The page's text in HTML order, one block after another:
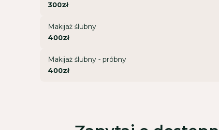
300zł
Makijaż ślubny
400zł
Makijaż ślubny - próbny
400zł